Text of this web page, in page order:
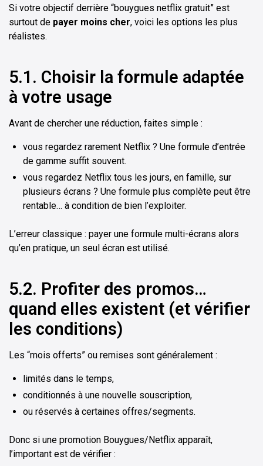
Si votre objectif derrière “bouygues netflix gratuit” est
surtout de payer moins cher, voici les options les plus
réalistes.
5.1. Choisir la formule adaptée
à votre usage
Avant de chercher une réduction, faites simple :
vous regardez rarement Netflix ? Une formule d’entrée
de gamme suffit souvent.
vous regardez Netflix tous les jours, en famille, sur
plusieurs écrans ? Une formule plus complète peut être
rentable… à condition de bien l’exploiter.
L’erreur classique : payer une formule multi-écrans alors
qu’en pratique, un seul écran est utilisé.
5.2. Profiter des promos…
quand elles existent (et vérifier
les conditions)
Les “mois offerts” ou remises sont généralement :
limités dans le temps,
conditionnés à une nouvelle souscription,
ou réservés à certaines offres/segments.
Donc si une promotion Bouygues/Netflix apparaît,
l’important est de vérifier :